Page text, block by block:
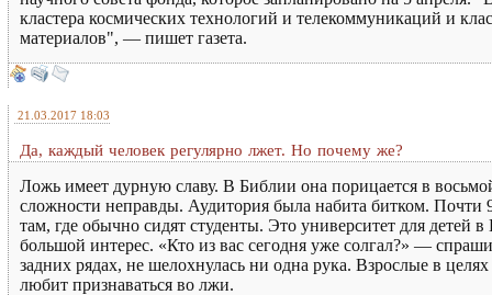
кластера космических технологий и телекоммуникаций и
материалов", — пишет газета.
21.03.2017 18:03
Да, каждый человек регулярно лжет. Но почему же?
Ложь имеет дурную славу. В Библии она порицается в
сложности неправды. Аудитория была набита битком. Почти
там, где обычно сидят студенты. Это университет для детей
большой интерес. «Кто из вас сегодня уже солгал?» —
задних рядах, не шелохнулась ни одна рука. Взрослые в
любит признаваться во лжи.